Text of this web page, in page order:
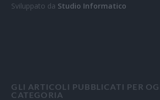
Sviluppato da Studio Informatico
GLI ARTICOLI PUBBLICATI PER
CATEGORIA